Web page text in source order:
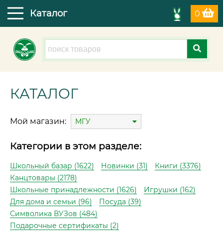
0
Каталог
КАТАЛОГ
Мой магазин: МГУ
Категории в этом разделе:
Школьный базар (1622) Новинки (31)
Книги (3376)
Канцтовары (2178)
Школьные принадлежности (1626)
Игрушки (162)
Для дома и семьи (96)
Посуда (39)
Символика ВУЗов (484)
Подарочные сертификаты (2)